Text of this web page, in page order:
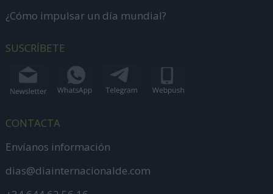
¿Cómo impulsar un día mundial?
SUSCRÍBETE
CONTACTA
Envíanos información
dias@diainternacionalde.com